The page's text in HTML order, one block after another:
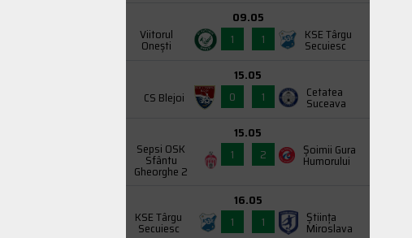
Viitorul
Onești
09.05
1
1 KSE Târgu
Secuiesc
CS Blejoi
15.05
0
1 Cetatea
Suceava
Sepsi OSK
Sfântu
Gheorghe 2
15.05
1
2 Şoimii Gura
Humorului
KSE Târgu
Secuiesc
16.05
1
1 Știința
Miroslava